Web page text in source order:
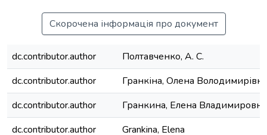
Скорочена інформація про документ
dc.contributor.author
Полтавченко, А. С.
dc.contributor.author
Гранкіна, Олена Володимирівна
dc.contributor.author
Гранкина, Елена Владимировна
dc.contributor.author
Grankina, Elena